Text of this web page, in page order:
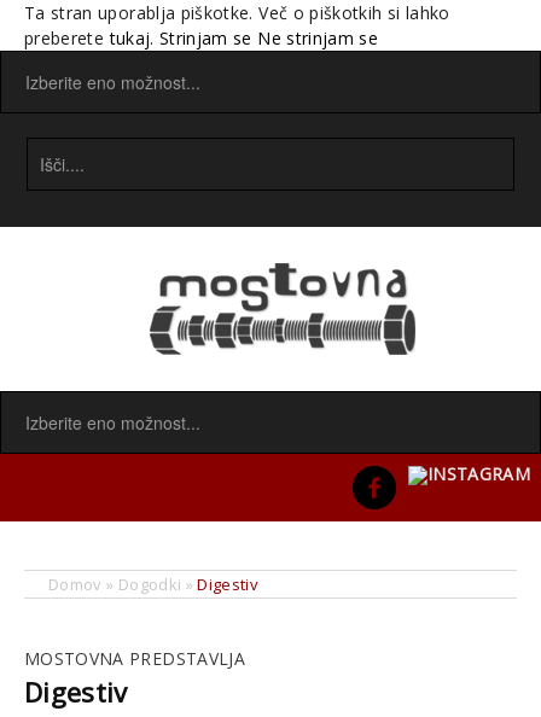
Ta stran uporablja piškotke. Več o piškotkih si lahko
preberetetukaj. Strinjam se Ne strinjam se
Domov » Dogodki »Digestiv
MOSTOVNA PREDSTAVLJA
Digestiv